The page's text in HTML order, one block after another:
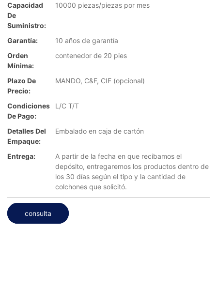
Capacidad
De
Suministro:
10000 piezas/piezas por mes
Garantía:
10 años de garantía
Orden
Mínima:
contenedor de 20 pies
Plazo De
Precio:
MANDO, C&F, CIF (opcional)
Condiciones
De Pago:
L/C T/T
Detalles Del
Empaque:
Embalado en caja de cartón
Entrega:
A partir de la fecha en que recibamos el
depósito, entregaremos los productos dentro de
los 30 días según el tipo y la cantidad de
colchones que solicitó.
consulta